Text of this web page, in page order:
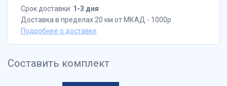
Срок доставки: 1-3 дня
Доставка в пределах 20 км от МКАД - 1000р
Подробнее о доставке
Составить комплект